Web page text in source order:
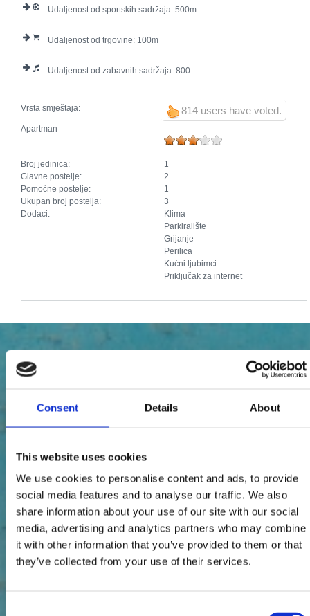
Consent Details About
This website uses cookies
We use cookies to personalise content and ads, to provide
social media features and to analyse our traffic. We also
share information about your use of our site with our social
media, advertising and analytics partners who may combine
it with other information that you’ve provided to them or that
they’ve collected from your use of their services.
Udaljenost od sportskih sadržaja: 500
Udaljenost od trgovine: 100
Udaljenost od zabavnih sadržaja: 800
814 users have voted.
Vrsta smještaja:
Apartman
Broj jedinica:
1
Glavne postelje:
2
Pomoćne postelje:
1
Ukupan broj postelja:
3
Dodaci:
Klima
Parkiralište
Grijanje
Perilica
Kućni ljubimci
Priključak za internet